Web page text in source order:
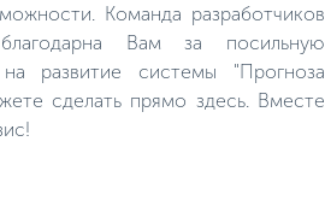
Команда разработчиков
Вам за посильную
развитие системы "Прогноза
сделать прямо здесь. Вместе